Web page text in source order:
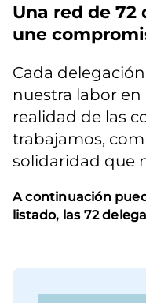
Una red de
une
Cada
nuestra labor en
realidad de las
trabajamos,
solidaridad que
A continuación
listado, las 72